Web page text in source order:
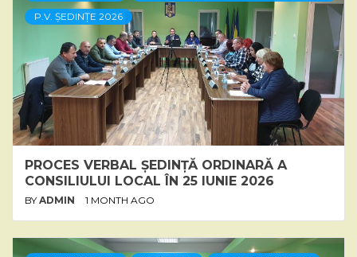
P.V. ȘEDINȚE 2026
PROCES VERBAL ȘEDINȚĂ ORDINARĂ A
CONSILIULUI LOCAL ÎN 25 IUNIE 2026
BY ADMIN 1 MONTH AGO